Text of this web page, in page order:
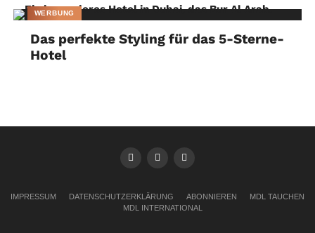
WERBUNG
Das perfekte Styling für das 5-Sterne-
Hotel
IMPRESSUM DATENSCHUTZERKLÄRUNG ABONNIEREN
MDL TAUCHEN
MDL INTERNATIONAL